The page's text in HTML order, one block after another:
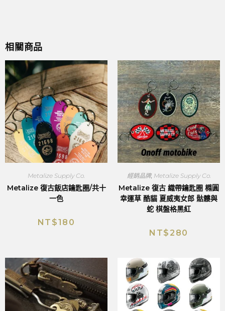
相關商品
Metalize Supply Co.
Metalize 復古飯店鑰匙圈/共十
一色
NT$180
經銷品牌, Metalize Supply Co.
Metalize 復古 織帶鑰匙圈 橢圓
幸運草 酷貓 夏威夷女郎 骷髏與
蛇 棋盤格黑紅
NT$ 280